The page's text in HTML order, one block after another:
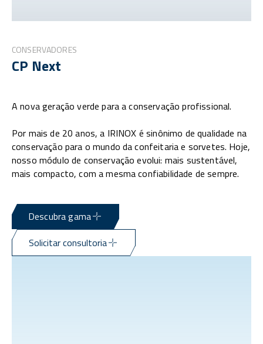
CONSERVADORES
CP Next
A nova geração verde para a conservação profissional.
Por mais de 20 anos, a IRINOX é sinônimo de qualidade na
conservação para o mundo da confeitaria e sorvetes. Hoje,
nosso módulo de conservação evolui: mais sustentável,
mais compacto, com a mesma confiabilidade de sempre.
Descubra gama
Solicitar consultoria